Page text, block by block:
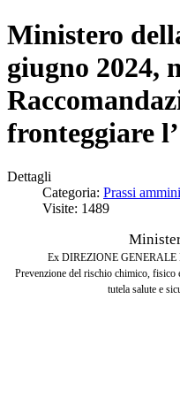
Ministero
giugno 2024,
fronteggiare
Dettagli
Categoria: Prassi
Visite: 1489
Ex DIREZIONE
Prevenzione del rischio chimico, fisico
tutela salute e